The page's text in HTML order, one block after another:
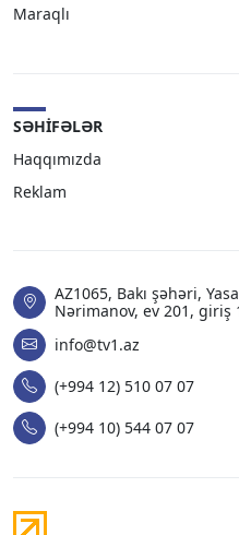
Maraqlı
SƏHIFƏLƏR
Haqqımızda
Reklam
AZ1065, Bakı şəhəri,
Nərimanov, ev 201, giriş
info@tv1.az
(+994 12) 510 07 07
(+994 10) 544 07 07